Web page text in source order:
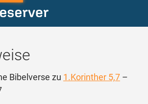
Bibelverse zu 1.Korinther 5,7 –